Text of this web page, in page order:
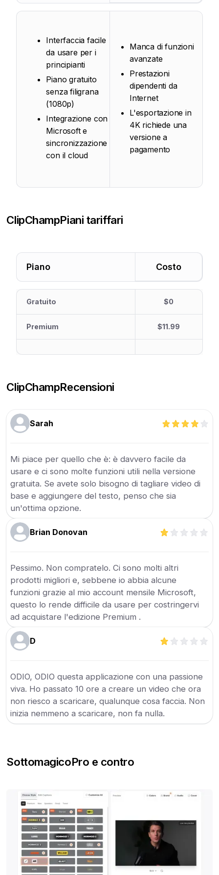
Interfaccia facile
da usare per i
principianti
Piano gratuito
senza filigrana
(1080p)
Integrazione con
Microsoft e
sincronizzazione
con il cloud
Manca di funzioni
avanzate
Prestazioni
dipendenti da
Internet
L'esportazione in
4K richiede una
versione a
pagamento
ClipChampPiani tariffari
Piano Costo
Gratuito $0
Premium $11.99
ClipChampRecensioni
Sarah
Mi piace per quello che è: è davvero facile da
usare e ci sono molte funzioni utili nella versione
gratuita. Se avete solo bisogno di tagliare video di
base e aggiungere del testo, penso che sia
un'ottima opzione.
Brian Donovan
Pessimo. Non compratelo. Ci sono molti altri
prodotti migliori e, sebbene io abbia alcune
funzioni grazie al mio account mensile Microsoft,
questo lo rende difficile da usare per costringervi
ad acquistare l'edizione Premium .
D
ODIO, ODIO questa applicazione con una passione
viva. Ho passato 10 ore a creare un video che ora
non riesco a scaricare, qualunque cosa faccia. Non
inizia nemmeno a scaricare, non fa nulla.
SottomagicoPro e contro